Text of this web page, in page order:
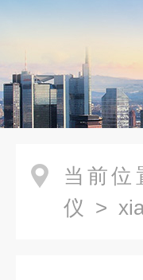
当前位
仪 >